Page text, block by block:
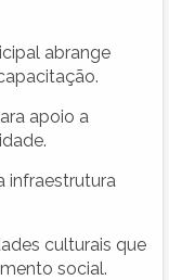
abrange
apoio a
infraestrutura
culturais que
social.